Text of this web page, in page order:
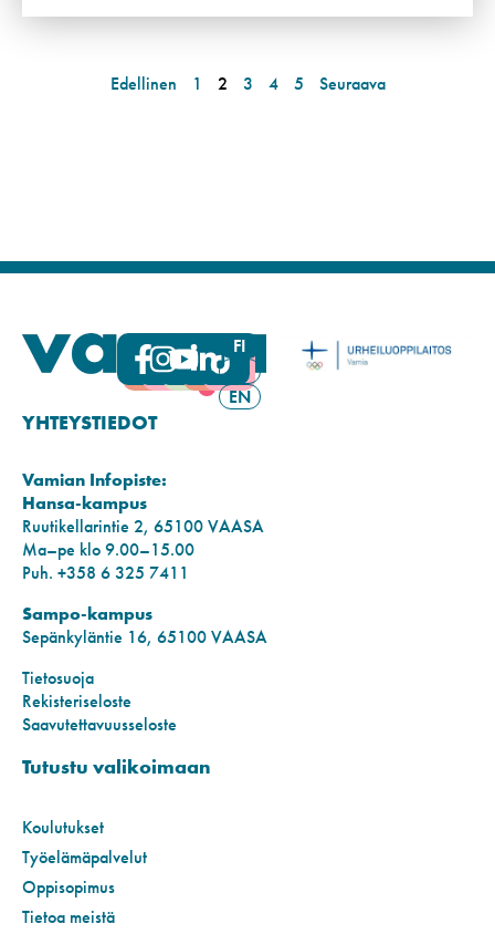
Edellinen 1 2 3 4 5 Seuraava
FI
SV
EN
YHTEYSTIEDOT
Vamian Infopiste:
Hansa-kampus
Ruutikellarintie 2, 65100 VAASA
Ma–pe klo 9.00–15.00
Puh. +358 6 325 7411
Sampo-kampus
Sepänkyläntie 16, 65100 VAASA
Tietosuoja
Rekisteriseloste
Saavutettavuusseloste
Tutustu valikoimaan
Koulutukset
Työelämäpalvelut
Oppisopimus
Tietoa meistä